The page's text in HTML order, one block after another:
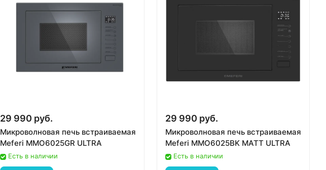
29 990 руб.
Микроволновая печь встраиваемая
Meferi MMO6025GR ULTRA
Есть в наличии
29 990 руб.
Микроволновая печь встраиваемая
Meferi MMO6025BK MATT ULTRA
Есть в наличии